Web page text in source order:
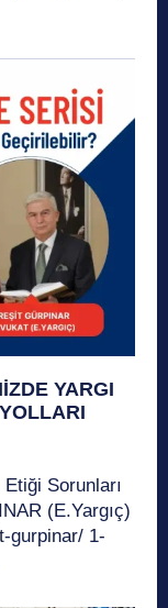
YARGI
Sorunları
(E.Yargıç)
1-